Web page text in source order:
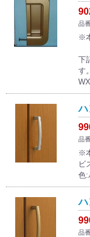
品
※
下
す。
ハ
品
※
ビ
色:
ハ
品